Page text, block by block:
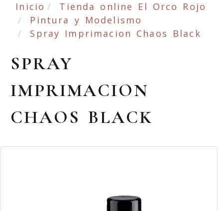
Inicio
Tienda online El Orco Rojo
Pintura y Modelismo
Spray Imprimacion Chaos Black
SPRAY
IMPRIMACION
CHAOS BLACK